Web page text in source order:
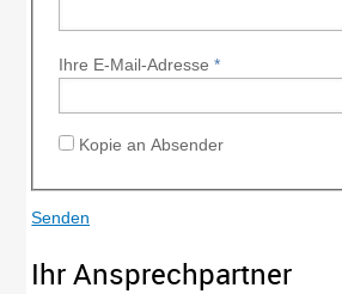
Ihre E-Mail-Adresse *
Kopie an Absender
Ihr Ansprechpartner